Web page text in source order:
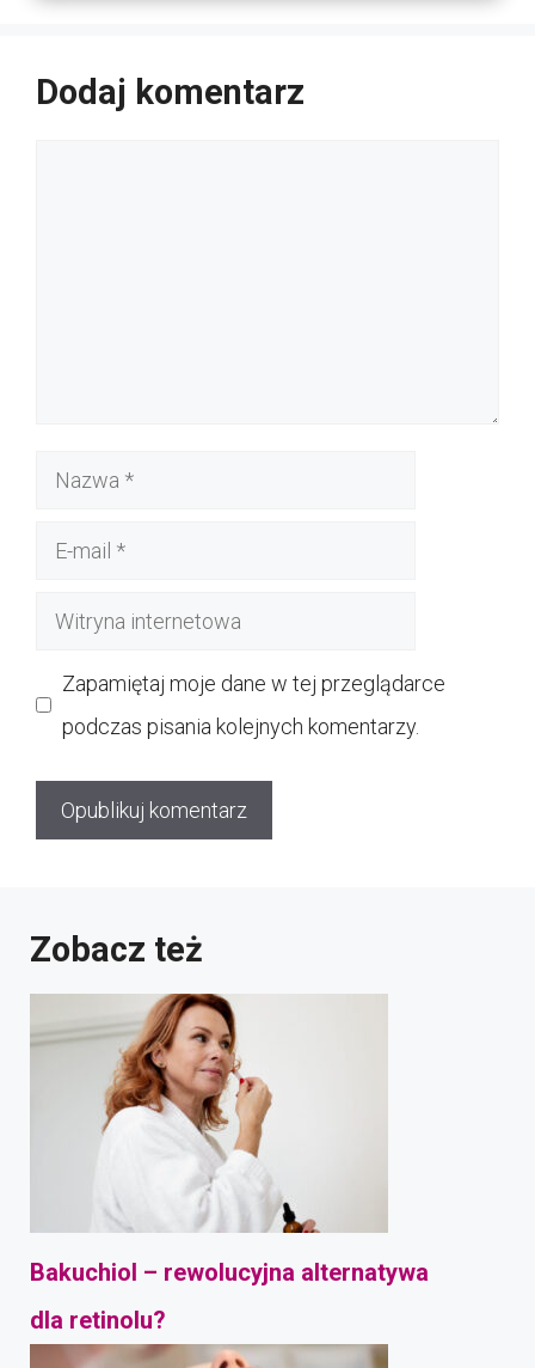
Dodaj komentarz
Nazwa
Witryna
Zapamiętaj moje dane w tej przeglądarce
podczas pisania kolejnych komentarzy.
Zobacz też
Bakuchiol – rewolucyjna alternatywa
dla retinolu?